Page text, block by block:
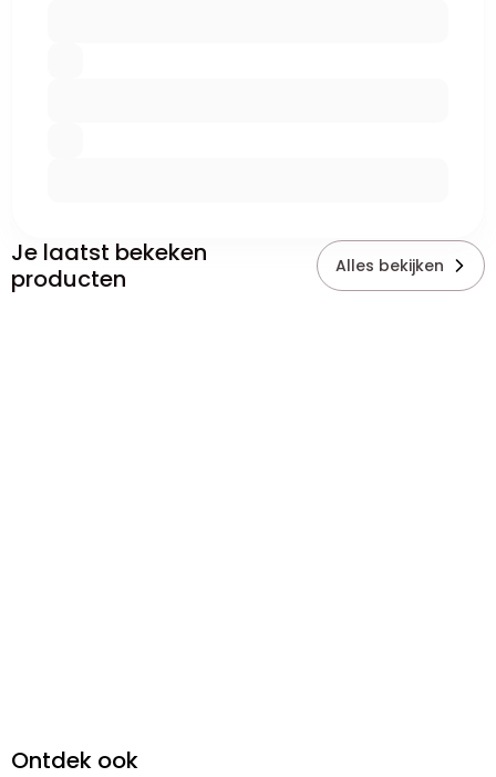
Je laatst bekeken
producten
Alles bekijken
Ontdek ook